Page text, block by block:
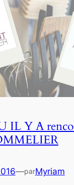
IL Y A
—parMyriam